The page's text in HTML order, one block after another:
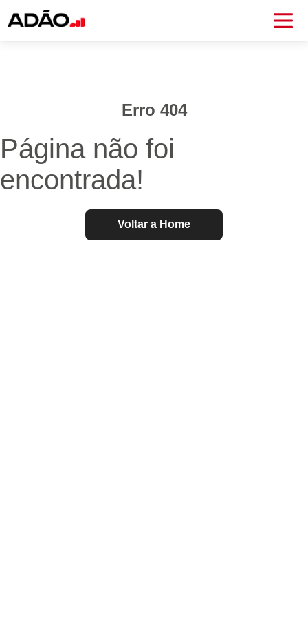
Erro 404
Página não foi
encontrada!
Voltar a Home